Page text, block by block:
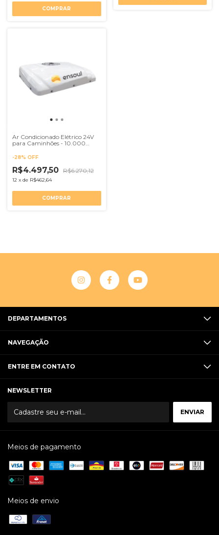
Ar Condicionado Elétrico 24V
para Caminhões - 10.000
-28% OFF
R$4.497,50 R$6.270,12
12 x de R$462,64
DEPARTAMENTOS
NAVEGAÇÃO
ENTRE EM CONTATO
NEWSLETTER
Meios de pagamento
Meios de envio